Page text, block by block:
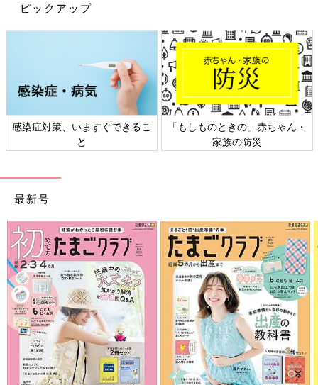
ピックアップ
感染症対策、いますぐできるこ
と
「もしものときの」赤ちゃん・
家族の防災
最新号